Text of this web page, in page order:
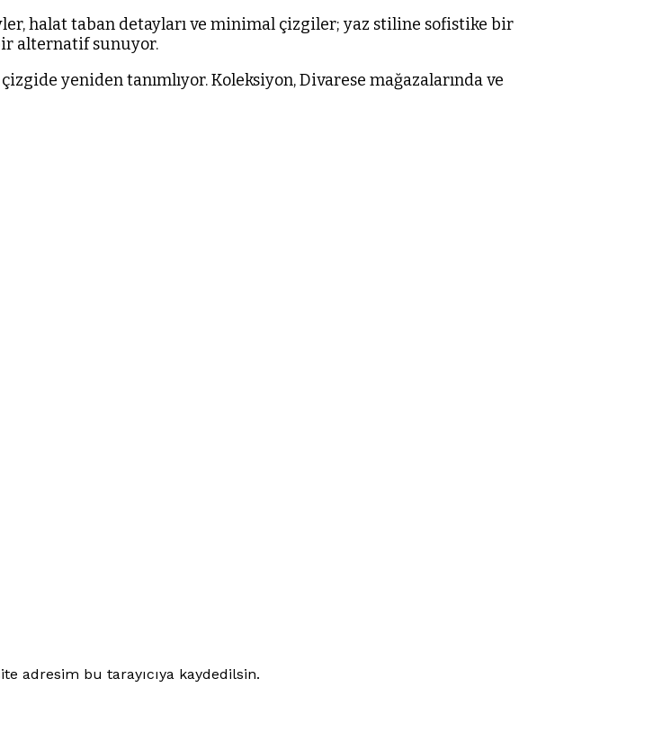
halat taban detayları ve minimal çizgiler; yaz stiline sofistike bir
alternatif sunuyor.
yeniden tanımlıyor. Koleksiyon, Divarese mağazalarında ve
adresim bu tarayıcıya kaydedilsin.